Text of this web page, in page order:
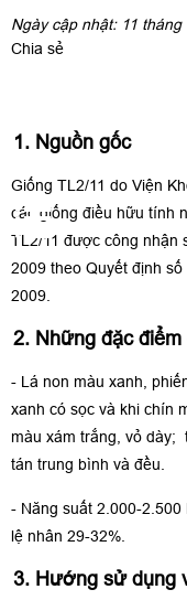
Ngày cập nhật: 11 tháng
Chia sẻ
1. Nguồn gốc
Giống TL2/11 do Viện
các giống điều hữu tính
TL2/11 được công nhận
2009 theo Quyết định
2009.
2. Những đặc điểm
- Lá non màu xanh,
xanh có sọc và khi chín
màu xám trắng, vỏ dày;
tán trung bình và đều.
- Năng suất 2.000-
lệ nhân 29-32%.
3. Hướng sử dụng